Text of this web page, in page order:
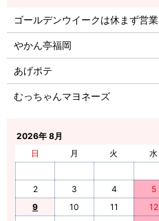
ゴールデンウイークは休まず営業
やかん亭福岡
あげポテ
むっちゃんマヨネーズ
2026年 8月
日
月 火 水
2
3 4 5
9
10 11 12